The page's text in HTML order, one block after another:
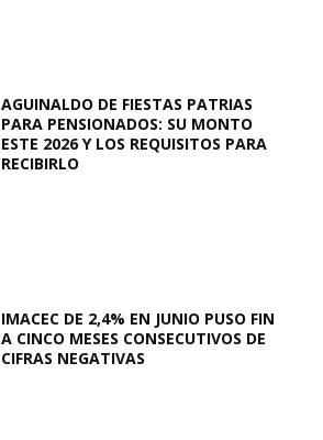
AGUINALDO DE FIESTAS PATRIAS
PARA PENSIONADOS: SU MONTO
ESTE 2026 Y LOS REQUISITOS PARA
RECIBIRLO
IMACEC DE 2,4% EN JUNIO PUSO FIN
A CINCO MESES CONSECUTIVOS DE
CIFRAS NEGATIVAS